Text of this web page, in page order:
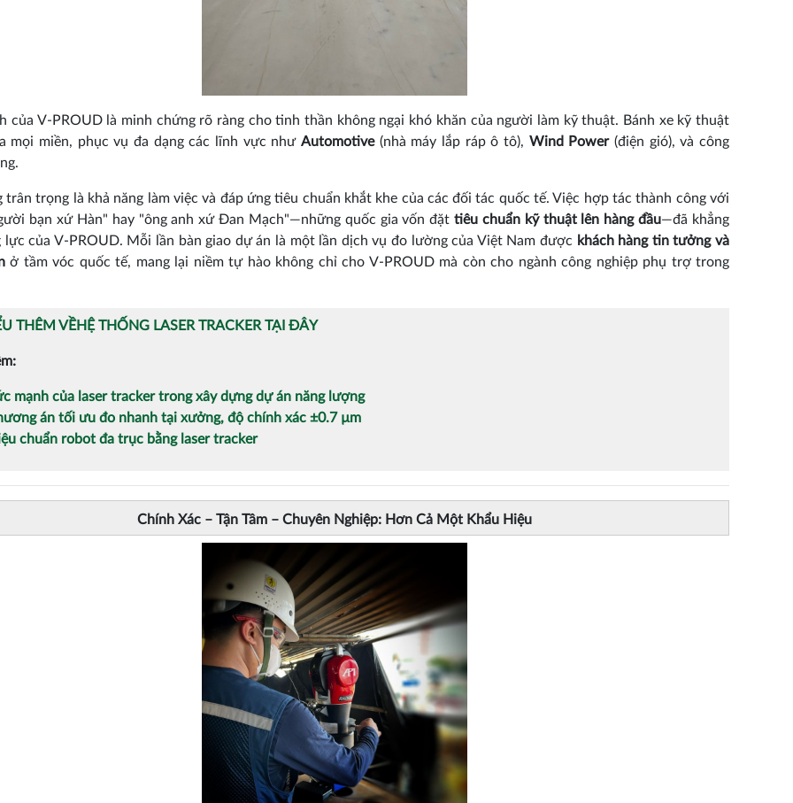
của V-PROUD là minh chứng rõ ràng cho tinh thần không ngại khó khăn của người làm kỹ thuật. Bánh xe kỹ thuật
mọi miền, phục vụ đa dạng các lĩnh vực nhưAutomotive(nhà máy lắp ráp ô tô), Wind Power(điện gió), và công
trân trọng là khả năng làm việc và đáp ứng tiêu chuẩn khắt khe của các đối tác quốc tế. Việc hợp tác thành công với
bạn xứ Hàn" hay "ông anh xứ Đan Mạch"—những quốc gia vốn đặttiêu chuẩn kỹ thuật lên hàng đầu—đã khẳng
lực của V-PROUD. Mỗi lần bàn giao dự án là một lần dịch vụ đo lường của Việt Nam được khách hàng tin tưởng và
ở tầm vóc quốc tế, mang lại niềm tự hào không chỉ cho V-PROUD mà còn cho ngành công nghiệp phụ trợ trong
THÊM VỀHỆ THỐNG LASER TRACKER TẠI ĐÂY
mạnh của laser tracker trong xây dựng dự án năng lượng
án tối ưu đo nhanh tại xưởng, độ chính xác ±0.7 µm
chuẩn robot đa trục bằng laser tracker
Chính Xác – Tận Tâm – Chuyên Nghiệp: Hơn Cả Một Khẩu Hiệu